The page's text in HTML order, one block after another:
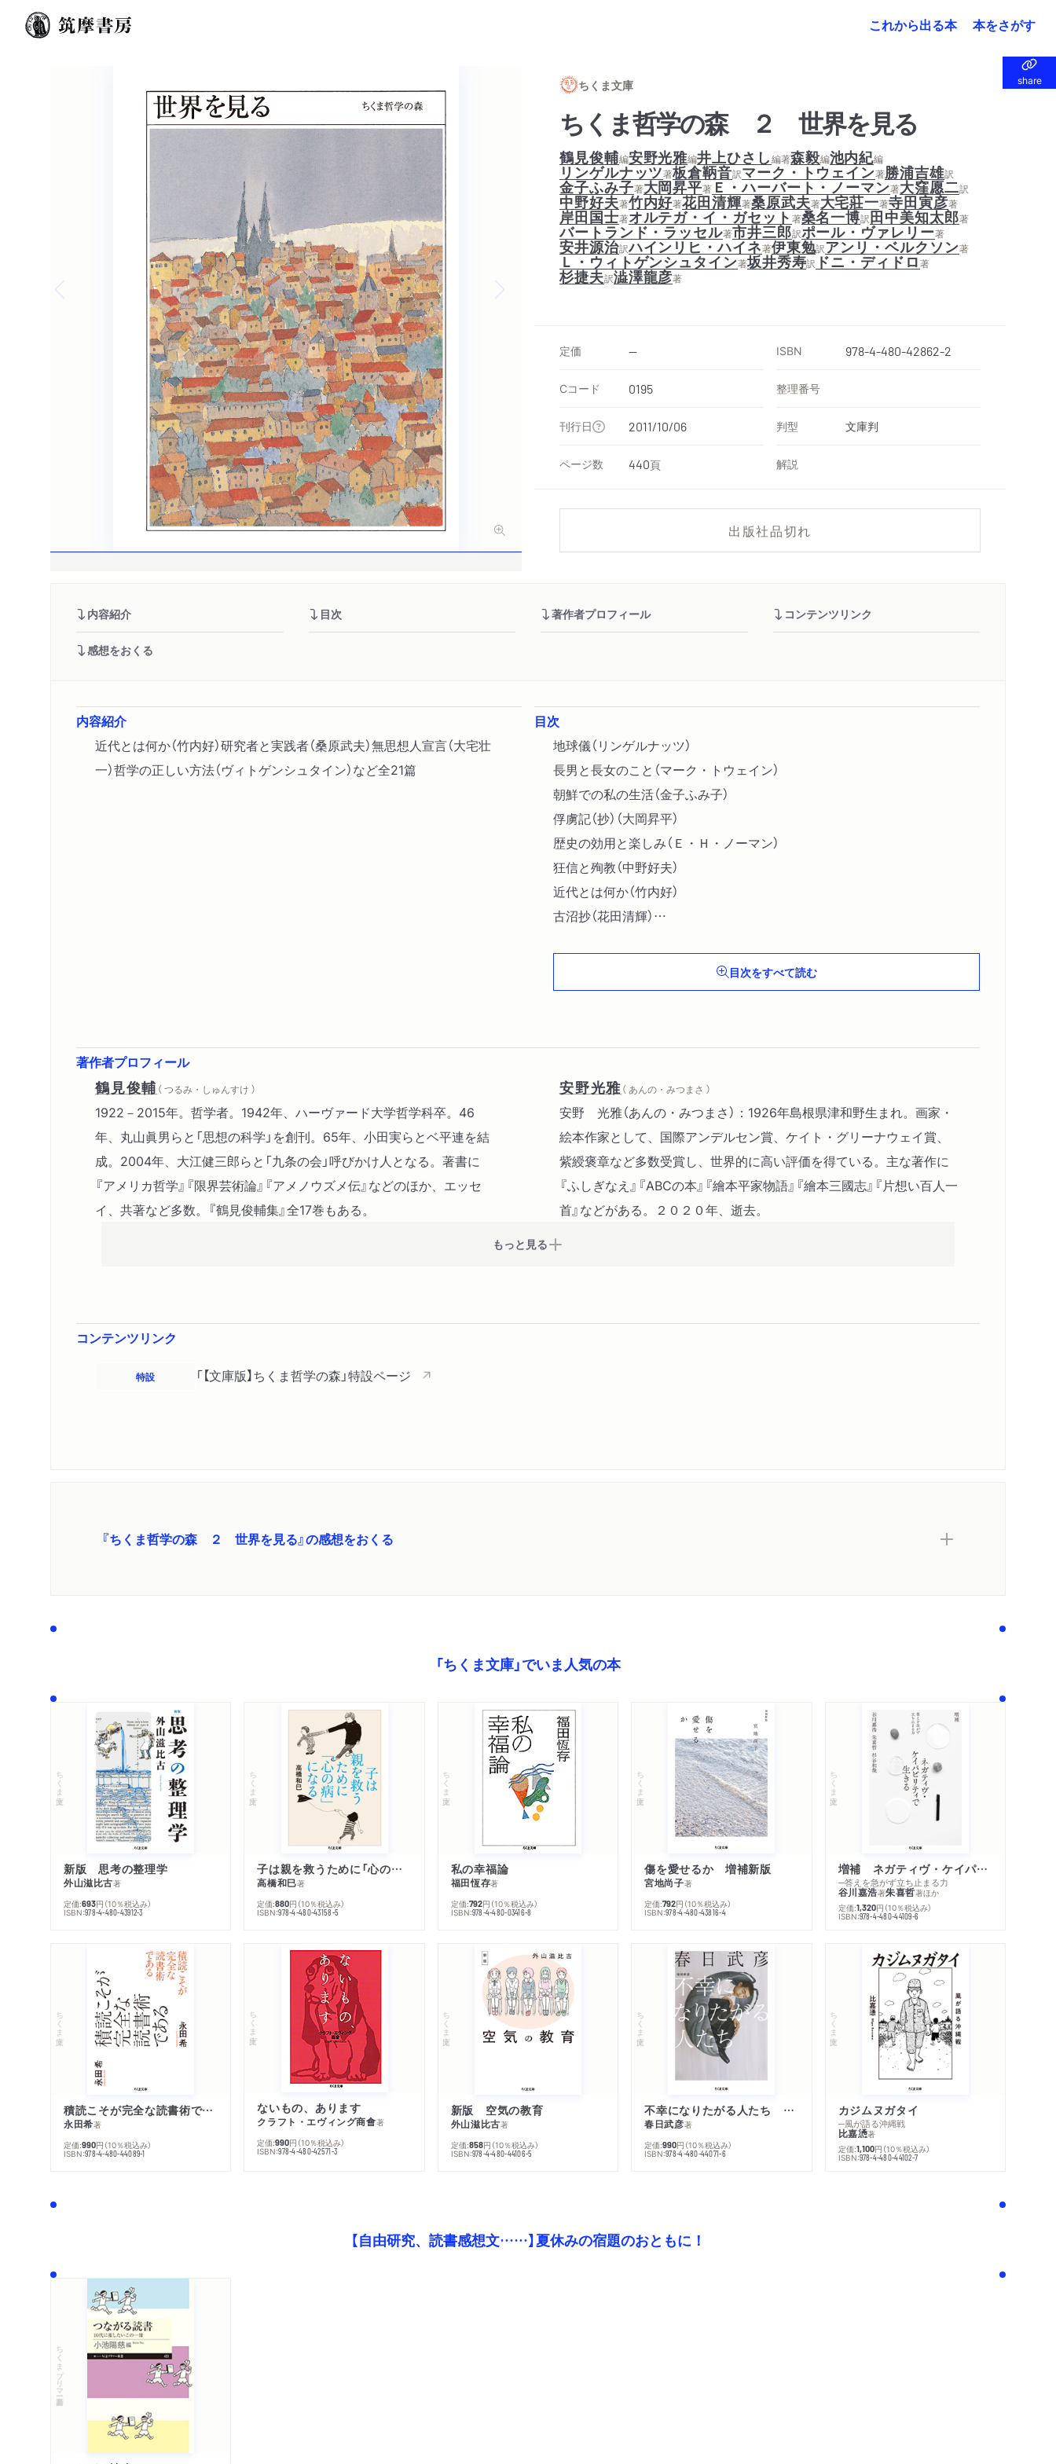
これから出る本 本をさがす
share
share
ちくま文庫
ちくま哲学の森 ２ 世界を見る
鶴見俊輔編安野光雅編井上ひさし編著森毅編池内紀編
リンゲルナッツ著板倉鞆音訳マーク・トウェイン著勝浦吉雄訳
金子ふみ子著大岡昇平著Ｅ・ハーバート・ノーマン著大窪愿二訳
中野好夫著竹内好著花田清輝著桑原武夫著大宅莊一著寺田寅彦著
岸田国士著オルテガ・イ・ガセット著桑名一博訳田中美知太郎著
バートランド・ラッセル著市井三郎訳ポール・ヴァレリー著
安井源治訳ハインリヒ・ハイネ著伊東勉訳アンリ・ベルクソン著
Ｌ・ウィトゲンシュタイン著坂井秀寿訳ドニ・ディドロ著
杉捷夫訳澁澤龍彦著
定価 -- ISBN 978-4-480-42862-2
Cコード 0195 整理番号
刊行日 2011/10/06 判型 文庫判
ページ数 440頁 解説
出版社品切れ
内容紹介 目次 著作者プロフィール コンテンツリンク
感想をおくる
内容紹介
近代とは何か（竹内好）研究者と実践者（桑原武夫）無思想人宣言（大宅壮
一）哲学の正しい方法（ヴィトゲンシュタイン）など全21篇
目次
地球儀（リンゲルナッツ）
長男と長女のこと（マーク・トウェイン）
朝鮮での私の生活（金子ふみ子）
俘虜記（抄）（大岡昇平）
歴史の効用と楽しみ（Ｅ・Ｈ・ノーマン）
狂信と殉教（中野好夫）
近代とは何か（竹内好）
古沼抄（花田清輝）
無思想人宣言（大宅壮一）〔ほか〕 目次をすべて読む
著作者プロフィール
鶴見俊輔 （ つるみ・しゅんすけ ）
1922－2015年。哲学者。1942年、ハーヴァード大学哲学科卒。46
年、丸山眞男らと「思想の科学」を創刊。65年、小田実らとベ平連を結
成。2004年、大江健三郎らと「九条の会」呼びかけ人となる。著書に
『アメリカ哲学』『限界芸術論』『アメノウズメ伝』などのほか、エッセ
イ、共著など多数。『鶴見俊輔集』全17巻もある。
安野光雅（ あんの・みつまさ ）
安野 光雅（あんの・みつまさ）：1926年島根県津和野生まれ。画家・
絵本作家として、国際アンデルセン賞、ケイト・グリーナウェイ賞、
紫綬褒章など多数受賞し、世界的に高い評価を得ている。主な著作に
『ふしぎなえ』『ABCの本』『繪本平家物語』『繪本三國志』『片想い百人一
首』などがある。２０２０年、逝去。
もっと見る
コンテンツリンク
特設 「【文庫版】ちくま哲学の森」特設ページ
『ちくま哲学の森 ２ 世界を見る』の感想をおくる
「ちくま文庫」でいま人気の本
ちくま文庫
新版 思考の整理学
外山滋比古著
定価:693円 （10％税込み）
ISBN:978-4-480-43912-3
ちくま文庫
子は親を救うために「心の病」になる
高橋和巳著
定価:880円 （10％税込み）
ISBN:978-4-480-43158-5
ちくま文庫
私の幸福論
福田恆存著
定価:792円 （10％税込み）
ISBN:978-4-480-03416-8
ちくま文庫
傷を愛せるか 増補新版
宮地尚子著
定価:792円 （10％税込み）
ISBN:978-4-480-43816-4
ちくま文庫
増補 ネガティヴ・ケイパビリティで生きる
─答えを急がず立ち止まる力
谷川嘉浩著朱喜哲著ほか
定価:1,320円 （10％税込み）
ISBN:978-4-480-44109-6
ちくま文庫
積読こそが完全な読書術である
永田希著
定価:990円 （10％税込み）
ISBN:978-4-480-44089-1
ちくま文庫
ないもの、あります
クラフト・エヴィング商會著
定価:990円 （10％税込み）
ISBN:978-4-480-42571-3
ちくま文庫
新版 空気の教育
外山滋比古著
定価:858円 （10％税込み）
ISBN:978-4-480-44106-5
ちくま文庫
不幸になりたがる人たち 増補新版
春日武彦著
定価:990円 （10％税込み）
ISBN:978-4-480-44071-6
ちくま文庫
カジムヌガタイ
─風が語る沖縄戦
比嘉慂著
定価:1,100円 （10％税込み）
ISBN:978-4-480-44102-7
【自由研究、読書感想文……】夏休みの宿題のおともに！
ちくまプリマー新書